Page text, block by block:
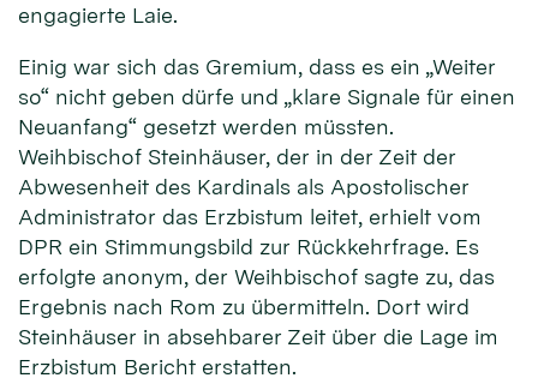
engagierte Laie.
Einig war sich das Gremium, dass es ein „Weiter
so“ nicht geben dürfe und „klare Signale für einen
Neuanfang“ gesetzt werden müssten.
Weihbischof Steinhäuser, der in der Zeit der
Abwesenheit des Kardinals als Apostolischer
Administrator das Erzbistum leitet, erhielt vom
DPR ein Stimmungsbild zur Rückkehrfrage. Es
erfolgte anonym, der Weihbischof sagte zu, das
Ergebnis nach Rom zu übermitteln. Dort wird
Steinhäuser in absehbarer Zeit über die Lage im
Erzbistum Bericht erstatten.